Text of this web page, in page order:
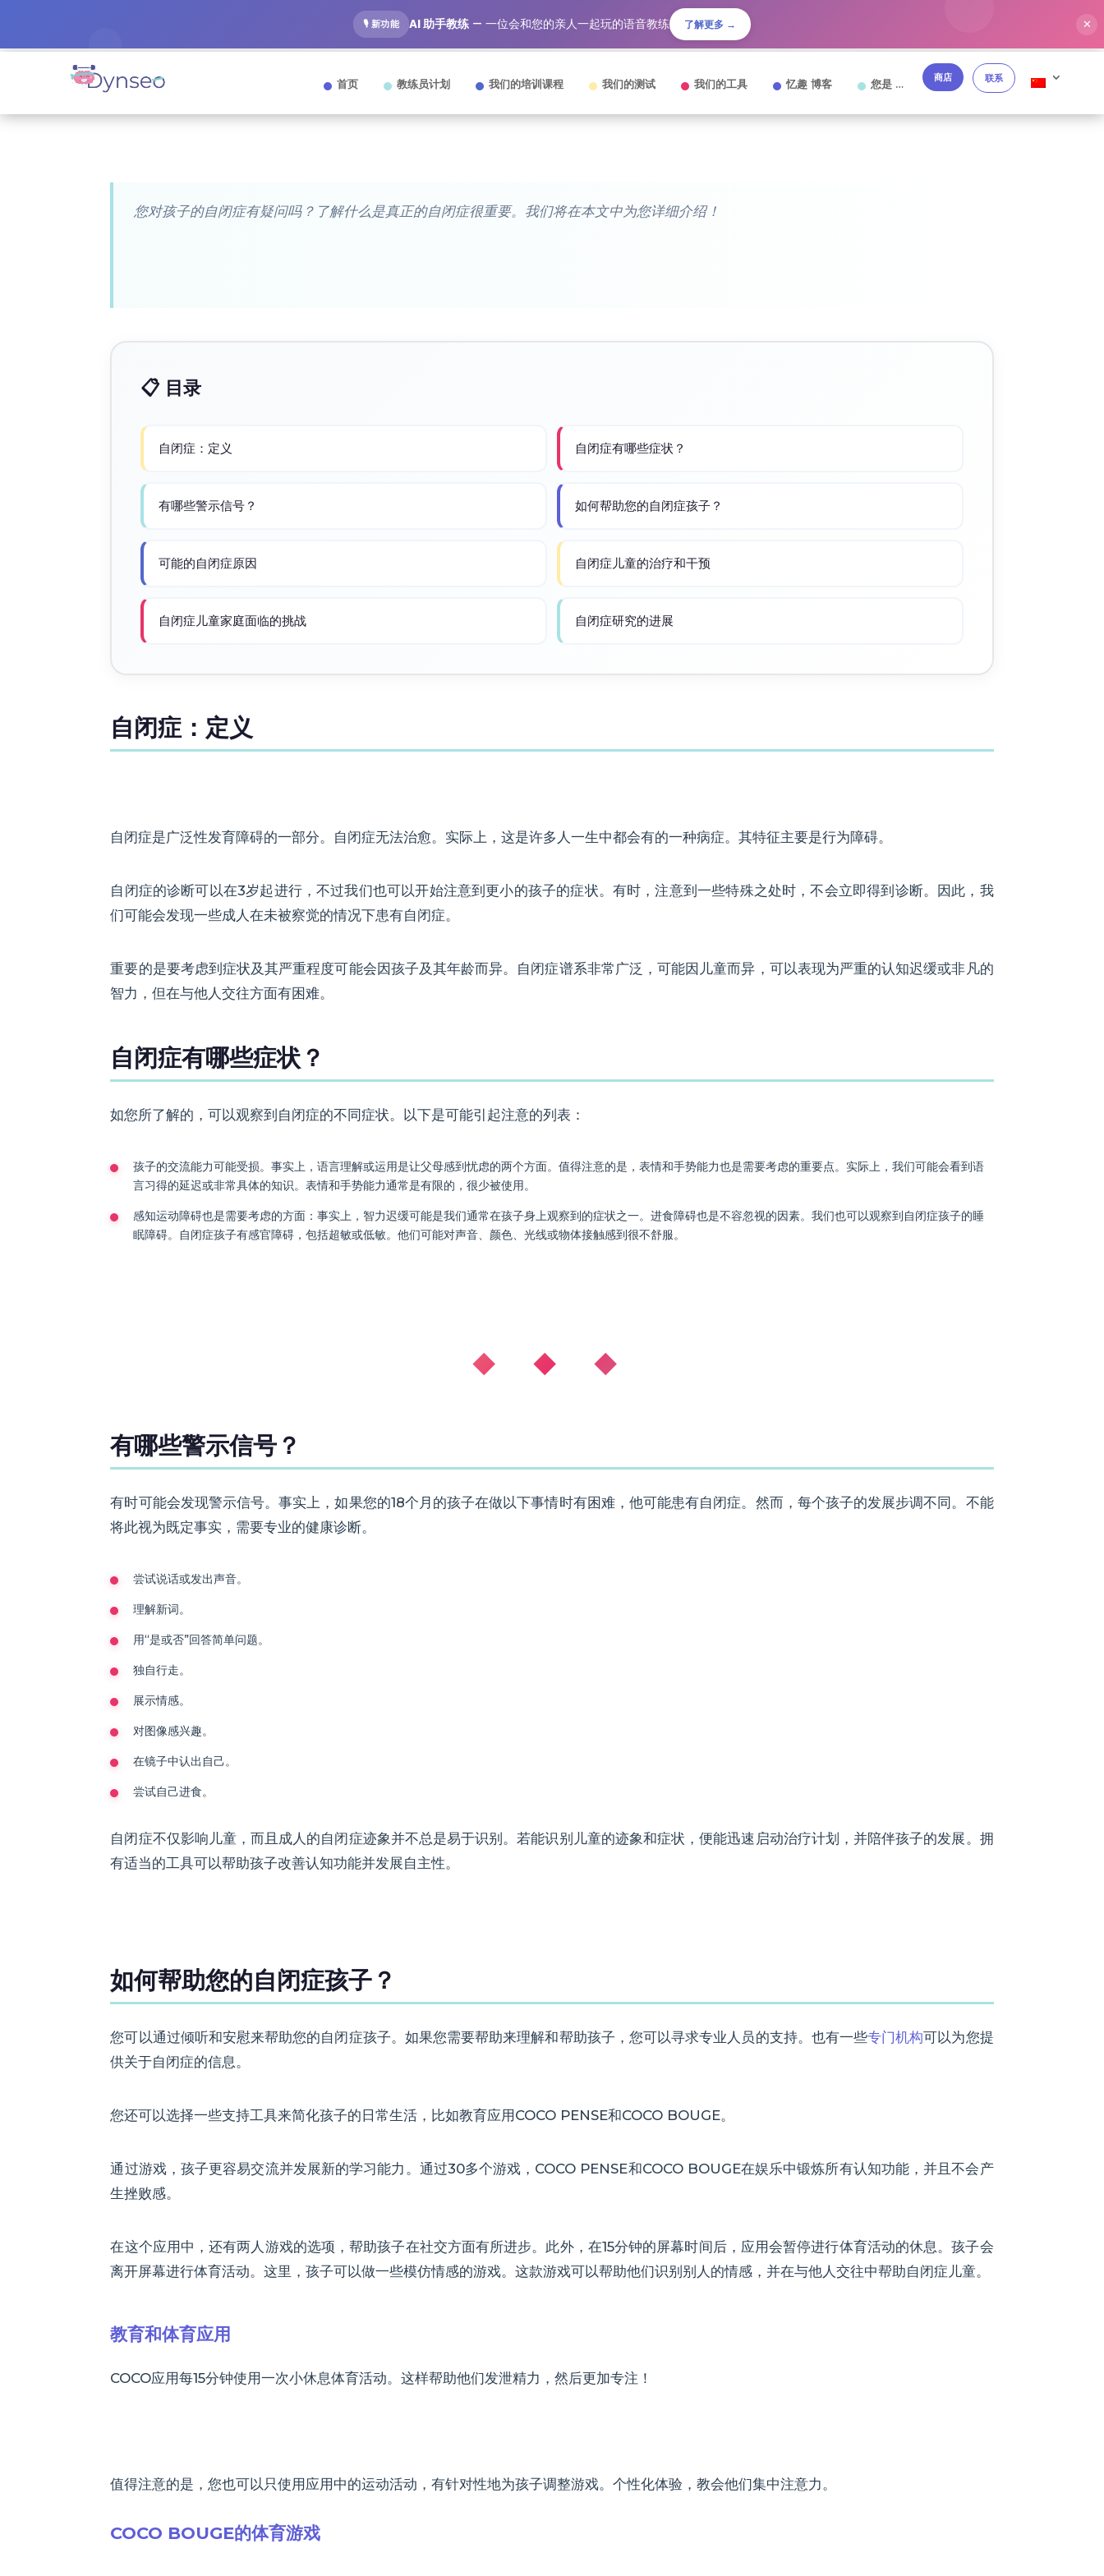
🎙️ 新功能 AI 助手教练 — 一位会和您的亲人一起玩的语音教练 了解更多 → ✕
首页 教练员计划 我们的培训课程 我们的测试 我们的工具 忆趣 博客 您是 … 商店 联系
您对孩子的自闭症有疑问吗？了解什么是真正的自闭症很重要。我们将在本文中为您详细介绍！
📋 目录
自闭症：定义 自闭症有哪些症状？
有哪些警示信号？ 如何帮助您的自闭症孩子？
可能的自闭症原因 自闭症儿童的治疗和干预
自闭症儿童家庭面临的挑战 自闭症研究的进展
自闭症：定义
自闭症是广泛性发育障碍的一部分。自闭症无法治愈。实际上，这是许多人一生中都会有的一种病症。其特征主要是行为障碍。
自闭症的诊断可以在3岁起进行，不过我们也可以开始注意到更小的孩子的症状。有时，注意到一些特殊之处时，不会立即得到诊断。因此，我
们可能会发现一些成人在未被察觉的情况下患有自闭症。
重要的是要考虑到症状及其严重程度可能会因孩子及其年龄而异。自闭症谱系非常广泛，可能因儿童而异，可以表现为严重的认知迟缓或非凡的
智力，但在与他人交往方面有困难。
自闭症有哪些症状？
如您所了解的，可以观察到自闭症的不同症状。以下是可能引起注意的列表：
孩子的交流能力可能受损。事实上，语言理解或运用是让父母感到忧虑的两个方面。值得注意的是，表情和手势能力也是需要考虑的重要点。实际上，我们可能会看到语
言习得的延迟或非常具体的知识。表情和手势能力通常是有限的，很少被使用。
感知运动障碍也是需要考虑的方面：事实上，智力迟缓可能是我们通常在孩子身上观察到的症状之一。进食障碍也是不容忽视的因素。我们也可以观察到自闭症孩子的睡
眠障碍。自闭症孩子有感官障碍，包括超敏或低敏。他们可能对声音、颜色、光线或物体接触感到很不舒服。
◆ ◆ ◆
有哪些警示信号？
有时可能会发现警示信号。事实上，如果您的18个月的孩子在做以下事情时有困难，他可能患有自闭症。然而，每个孩子的发展步调不同。不能
将此视为既定事实，需要专业的健康诊断。
尝试说话或发出声音。
理解新词。
用“是或否”回答简单问题。
独自行走。
展示情感。
对图像感兴趣。
在镜子中认出自己。
尝试自己进食。
自闭症不仅影响儿童，而且成人的自闭症迹象并不总是易于识别。若能识别儿童的迹象和症状，便能迅速启动治疗计划，并陪伴孩子的发展。拥
有适当的工具可以帮助孩子改善认知功能并发展自主性。
如何帮助您的自闭症孩子？
您可以通过倾听和安慰来帮助您的自闭症孩子。如果您需要帮助来理解和帮助孩子，您可以寻求专业人员的支持。也有一些专门机构可以为您提
供关于自闭症的信息。
您还可以选择一些支持工具来简化孩子的日常生活，比如教育应用COCO PENSE和COCO BOUGE。
通过游戏，孩子更容易交流并发展新的学习能力。通过30多个游戏，COCO PENSE和COCO BOUGE在娱乐中锻炼所有认知功能，并且不会产
生挫败感。
在这个应用中，还有两人游戏的选项，帮助孩子在社交方面有所进步。此外，在15分钟的屏幕时间后，应用会暂停进行体育活动的休息。孩子会
离开屏幕进行体育活动。这里，孩子可以做一些模仿情感的游戏。这款游戏可以帮助他们识别别人的情感，并在与他人交往中帮助自闭症儿童。
教育和体育应用
COCO应用每15分钟使用一次小休息体育活动。这样帮助他们发泄精力，然后更加专注！
值得注意的是，您也可以只使用应用中的运动活动，有针对性地为孩子调整游戏。个性化体验，教会他们集中注意力。
COCO BOUGE的体育游戏